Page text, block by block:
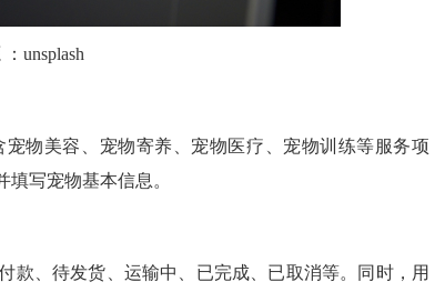
： unsplash
物美容、宠物寄养、宠物医疗、宠物训练等服务项
写宠物基本信息。
款、待发货、运输中、已完成、已取消等。同时，用